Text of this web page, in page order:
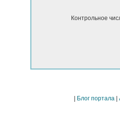
Контрольное
Блог портала